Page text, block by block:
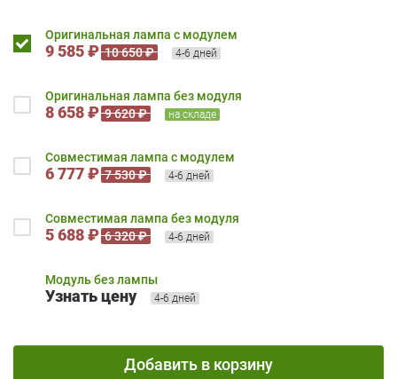
Оригинальная лампа с модулем
9 585 ₽ 10 650 ₽ 4-6 дней
Оригинальная лампа без модуля
8 658 ₽ 9 620 ₽ на складе
Совместимая лампа с модулем
6 777 ₽ 7 530 ₽ 4-6 дней
Совместимая лампа без модуля
5 688 ₽ 6 320 ₽ 4-6 дней
Модуль без лампы
Узнать цену 4-6 дней
Добавить в корзину